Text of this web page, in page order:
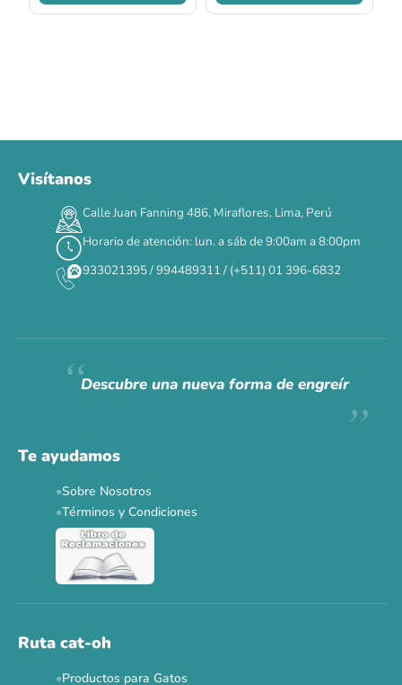
DÍAS HORAS MIN SEG
✕
Siempre fuimosraros.
Ver todas las promos 🐾
Visítanos
Calle Juan Fanning 486, Miraflores, Lima, Perú
Horario de atención: lun. a sáb de 9:00am a 8:00pm
933021395 / 994489311 / (+511) 01 396-6832
Descubre una nueva forma de engreír
Te ayudamos
Sobre Nosotros
Términos y Condiciones
Ruta cat-oh
Productos para Gatos